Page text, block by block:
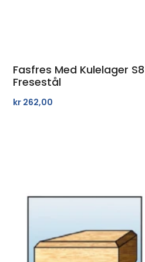
Fasfres Med Kulelager
Fresestål
kr 262,00